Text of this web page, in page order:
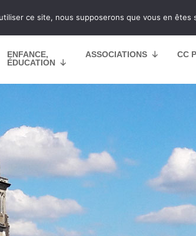
ENFANCE,
ÉDUCATION
ASSOCIATIONS CC
ce site, nous supposerons que vous en êtes